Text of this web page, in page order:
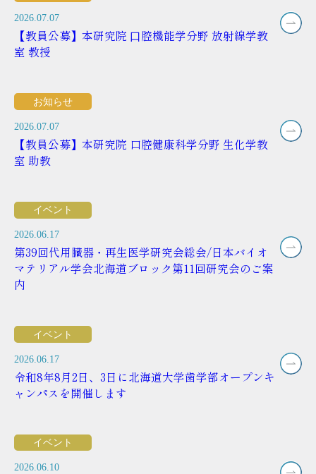
2026.07.07
【教員公募】本研究院 ⼝腔機能学分野 放射線学教
室 教授
お知らせ
2026.07.07
【教員公募】本研究院 口腔健康科学分野 生化学教
室 助教
イベント
2026.06.17
第39回代用臓器・再生医学研究会総会/日本バイオ
マテリアル学会北海道ブロック第11回研究会のご案
内
イベント
2026.06.17
令和8年8月2日、3日に北海道大学歯学部オープンキ
ャンパスを開催します
イベント
2026.06.10